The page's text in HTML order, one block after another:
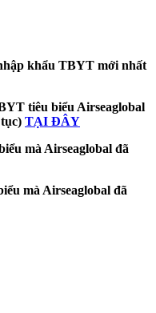
khẩu TBYT mới nhất
tiêu biểu Airseaglobal
TẠI ĐÂY
mà Airseaglobal đã
mà Airseaglobal đã